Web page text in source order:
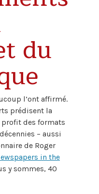
du
l’ont affirmé.
prédisent la
des formats
– aussi
de Roger
in the
y sommes, 40